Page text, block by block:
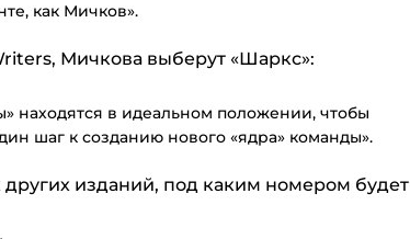
как Мичков».
Мичкова выберут «Шаркс»:
находятся в идеальном положении, чтобы
шаг к созданию нового «ядра» команды».
изданий, под каким номером будет